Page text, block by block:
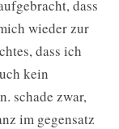
dass
wieder zur
dass ich
kein
schade zwar,
im gegensatz